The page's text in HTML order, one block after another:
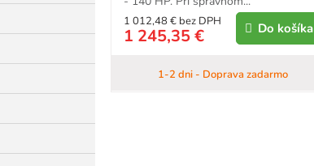
1-2 dni - Doprava zadarmo
1 012,48 € bez DPH
1 245,35 € Do košíka